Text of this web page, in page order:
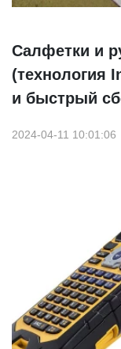
Салфетки и
(технология
и быстрый
2024-04-11 10:01:06